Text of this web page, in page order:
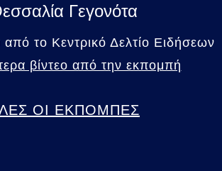
Γεγονότα
το Κεντρικό Δελτίο Ειδήσεων
βίντεο από την εκπομπή
ΟΙ ΕΚΠΟΜΠΕΣ